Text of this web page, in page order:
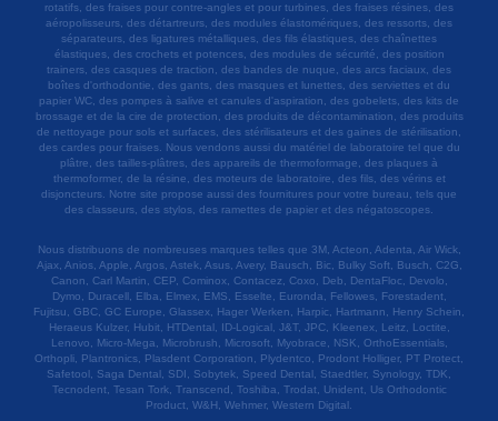
rotatifs, des fraises pour contre-angles et pour turbines, des fraises résines, des
aéropolisseurs, des détartreurs, des modules élastomériques, des ressorts, des
séparateurs, des ligatures métalliques, des fils élastiques, des chaînettes
élastiques, des crochets et potences, des modules de sécurité, des position
trainers, des casques de traction, des bandes de nuque, des arcs faciaux, des
boîtes d'orthodontie, des gants, des masques et lunettes, des serviettes et du
papier WC, des pompes à salive et canules d'aspiration, des gobelets, des kits de
brossage et de la cire de protection, des produits de décontamination, des produits
de nettoyage pour sols et surfaces, des stérilisateurs et des gaines de stérilisation,
des cardes pour fraises. Nous vendons aussi du matériel de laboratoire tel que du
plâtre, des tailles-plâtres, des appareils de thermoformage, des plaques à
thermoformer, de la résine, des moteurs de laboratoire, des fils, des vérins et
disjoncteurs. Notre site propose aussi des fournitures pour votre bureau, tels que
des classeurs, des stylos, des ramettes de papier et des négatoscopes.
Nous distribuons de nombreuses marques telles que 3M, Acteon, Adenta, Air Wick,
Ajax, Anios, Apple, Argos, Astek, Asus, Avery, Bausch, Bic, Bulky Soft, Busch, C2G,
Canon, Carl Martin, CEP, Cominox, Contacez, Coxo, Deb, DentaFloc, Devolo,
Dymo, Duracell, Elba, Elmex, EMS, Esselte, Euronda, Fellowes, Forestadent,
Fujitsu, GBC, GC Europe, Glassex, Hager Werken, Harpic, Hartmann, Henry Schein,
Heraeus Kulzer, Hubit, HTDental, ID-Logical, J&T, JPC, Kleenex, Leitz, Loctite,
Lenovo, Micro-Mega, Microbrush, Microsoft, Myobrace, NSK, OrthoEssentials,
Orthopli, Plantronics, Plasdent Corporation, Plydentco, Prodont Holliger, PT Protect,
Safetool, Saga Dental, SDI, Sobytek, Speed Dental, Staedtler, Synology, TDK,
Tecnodent, Tesan Tork, Transcend, Toshiba, Trodat, Unident, Us Orthodontic
Product, W&H, Wehmer, Western Digital.